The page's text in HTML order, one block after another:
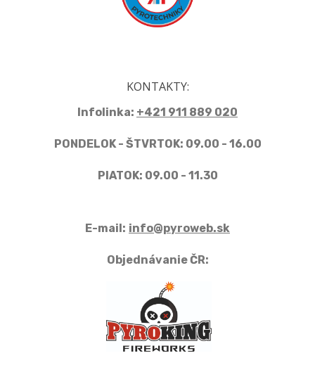
KONTAKTY:
Infolinka: +421 911 889 020
PONDELOK - ŠTVRTOK: 09.00 - 16.00
PIATOK: 09.00 - 11.30
E-mail: info@pyroweb.sk
Objednávanie ČR: